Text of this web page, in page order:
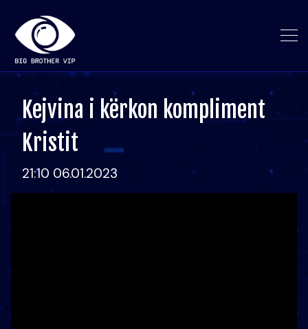
Kejvina i kërkon kompliment
Kristit
21:10 06.01.2023